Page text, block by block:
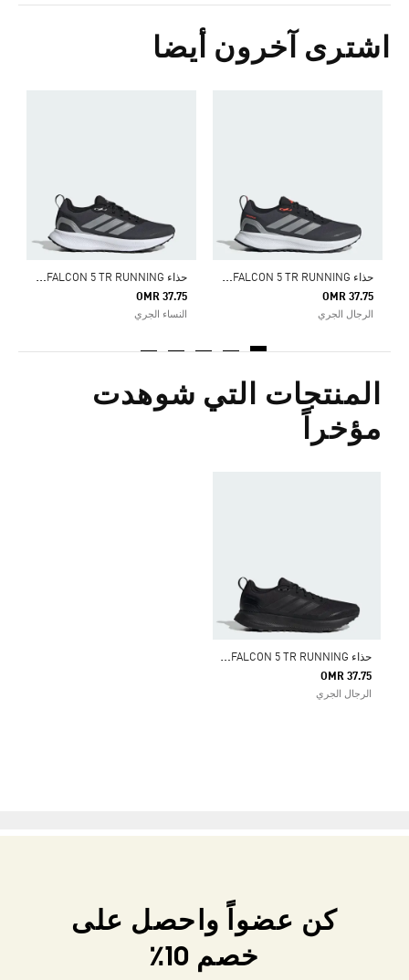
اشترى آخرون أيضا
ح
ذاء RUNFALCON 5 TR RUNNING
OMR 37.75
الرجال الجري
ح
ذاء RUNFALCON 5 TR RUNNING
OMR 37.75
النساء الجري
المنتجات التي شوهدت
مؤخراً
ح
ذاء RUNFALCON 5 TR RUNNING
OMR 37.75
الرجال الجري
كن عضواً واحصل على
خصم 10٪